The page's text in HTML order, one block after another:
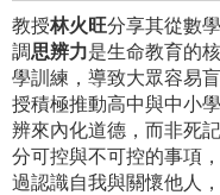
教授林火旺分享其從數
調思辨力是生命教育的
學訓練，導致大眾容易
授積極推動高中與中小
辨來內化道德，而非死
分可控與不可控的事項
過認識自我與關懷他人